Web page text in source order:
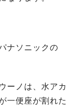
ナソニックの
ーノは、水アカ
一便座が割れた